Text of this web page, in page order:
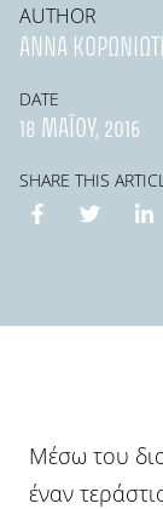
AUTHOR
ΆΝΝΑ
DATE
18 ΜΑΪ́ΟΥ, 2016
SHARE THIS
Μέσω του
έναν